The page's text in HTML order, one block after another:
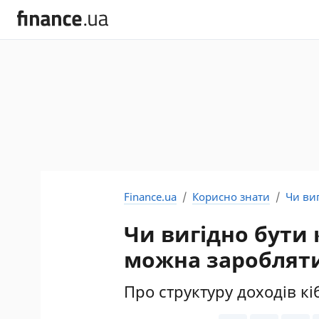
Finance.ua Корисно знати Чи
Чи вигідно бути
можна
Про структуру доходів